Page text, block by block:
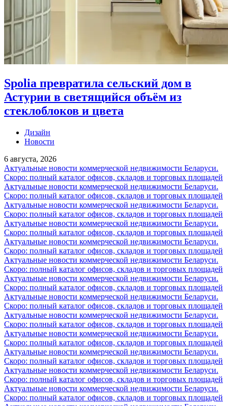
Spolia превратила сельский дом в
Астурии в светящийся объём из
стеклоблоков и цвета
Дизайн
Новости
6 августа, 2026
Актуальные новости коммерческой недвижимости Беларуси.
Скоро: полный каталог офисов, складов и торговых площадей
Актуальные новости коммерческой недвижимости Беларуси.
Скоро: полный каталог офисов, складов и торговых площадей
Актуальные новости коммерческой недвижимости Беларуси.
Скоро: полный каталог офисов, складов и торговых площадей
Актуальные новости коммерческой недвижимости Беларуси.
Скоро: полный каталог офисов, складов и торговых площадей
Актуальные новости коммерческой недвижимости Беларуси.
Скоро: полный каталог офисов, складов и торговых площадей
Актуальные новости коммерческой недвижимости Беларуси.
Скоро: полный каталог офисов, складов и торговых площадей
Актуальные новости коммерческой недвижимости Беларуси.
Скоро: полный каталог офисов, складов и торговых площадей
Актуальные новости коммерческой недвижимости Беларуси.
Скоро: полный каталог офисов, складов и торговых площадей
Актуальные новости коммерческой недвижимости Беларуси.
Скоро: полный каталог офисов, складов и торговых площадей
Актуальные новости коммерческой недвижимости Беларуси.
Скоро: полный каталог офисов, складов и торговых площадей
Актуальные новости коммерческой недвижимости Беларуси.
Скоро: полный каталог офисов, складов и торговых площадей
Актуальные новости коммерческой недвижимости Беларуси.
Скоро: полный каталог офисов, складов и торговых площадей
Актуальные новости коммерческой недвижимости Беларуси.
Скоро: полный каталог офисов, складов и торговых площадей